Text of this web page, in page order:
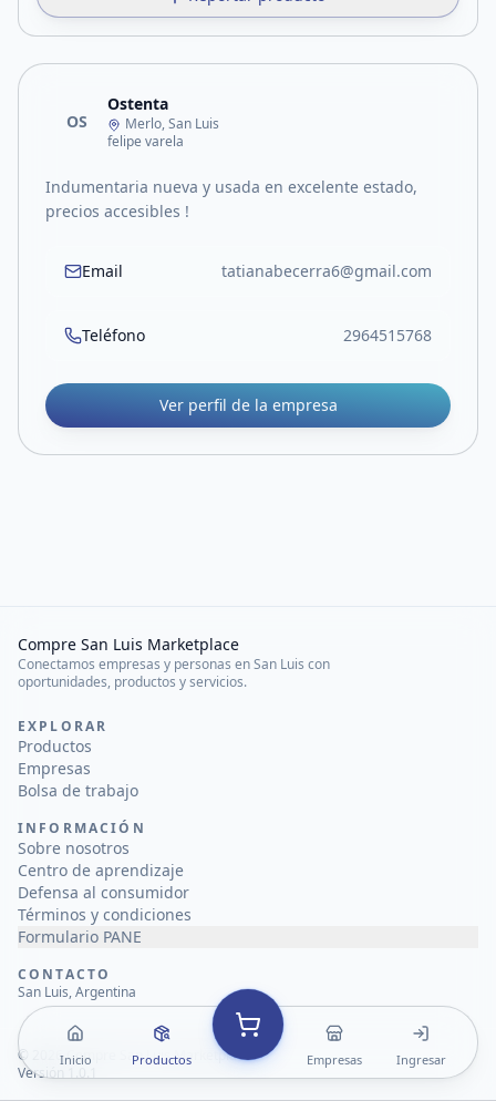
OS
Ostenta
Merlo, San Luis
felipe varela
Indumentaria nueva y usada en excelente estado,
precios accesibles !
Email tatianabecerra6@gmail.com
Teléfono 2964515768
Ver perfil de la empresa
Inicio Productos Empresas Ingresar
Compre San Luis Marketplace
Conectamos empresas y personas en San Luis con
oportunidades, productos y servicios.
EXPLORAR
Productos
Empresas
Bolsa de trabajo
INFORMACIÓN
Sobre nosotros
Centro de aprendizaje
Defensa al consumidor
Términos y condiciones
Formulario PANE
CONTACTO
San Luis, Argentina
© 2026Compre San Luis Marketplace
Versión 1.0.1